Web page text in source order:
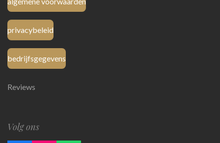
privacybeleid
bedrijfsgegevens
Reviews
Volg ons